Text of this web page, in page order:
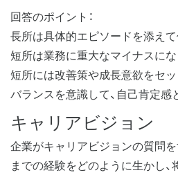
回答のポイント：
長所は具体的エピソードを添え
短所は業務に重大なマイナスに
短所には改善策や成長意欲をセ
バランスを意識して、自己肯定
キャリアビジョン
企業がキャリアビジョンの質問
までの経験をどのように生かし